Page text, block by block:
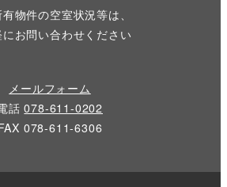
物件の空室状況等は、
お問い合わせください
メールフォーム
話078-611-0202
078-611-6306